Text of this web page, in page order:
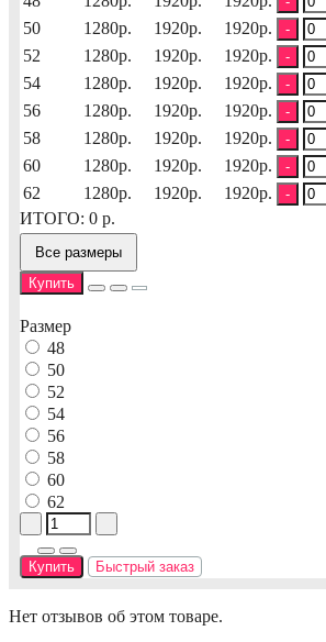
50 1280р. 1920р. 1920р. -
52 1280р. 1920р. 1920р. -
54 1280р. 1920р. 1920р. -
56 1280р. 1920р. 1920р. -
58 1280р. 1920р. 1920р. -
60 1280р. 1920р. 1920р. -
62 1280р. 1920р. 1920р. -
ИТОГО: 0 р.
Все размеры
Купить
Размер
48
50
52
54
56
58
60
62
Купить Быстрый заказ
Нет отзывов об этом товаре.